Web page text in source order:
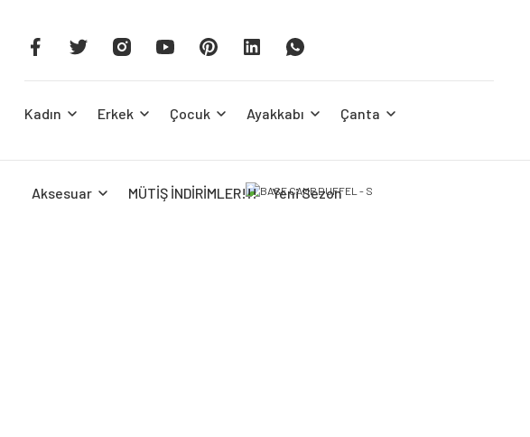
Kadın Erkek Çocuk Ayakkabı Çanta
Aksesuar MÜTİŞ İNDİRİMLER!!! Yeni Sezon